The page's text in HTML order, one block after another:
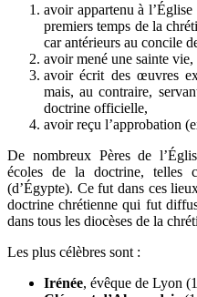
avoir appartenu à
premiers temps de la
car antérieurs au concile
avoir mené une sainte
avoir écrit des œuvres
mais, au contraire,
doctrine officielle,
avoir reçu l’approbation
De nombreux Pères de
écoles de la doctrine, telles
(d’Égypte). Ce fut dans ces
doctrine chrétienne qui fut
dans tous les diocèses de la
Les plus célèbres sont :
Irénée, évêque de Lyon